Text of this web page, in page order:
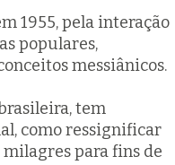
1955, pela interação
populares,
messiânicos.
tem
como ressignificar
milagres para fins de